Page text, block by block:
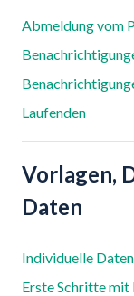
Abmeldung vom
Laufenden
Vorlagen,
Daten
Individuelle
Erste Schritte